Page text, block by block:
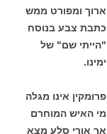
ארוך ומפורט ממש
כתבת צבע בנוסח
"הייתי שם" של
ימינו.
פרומקין אינו מגלה
מי האיש המוחרם
אך אורי סלע מצא